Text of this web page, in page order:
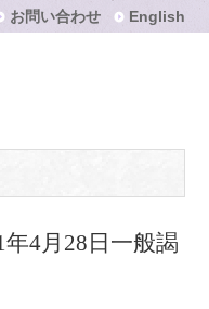
お問い合わせ English
4月28日一般謁